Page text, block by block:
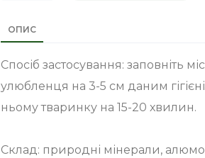
ОПИС
Спосіб застосування: заповніть
улюбленця на 3-5 см даним
ньому тваринку на 15-20 хвилин.
Склад: природні мінерали,